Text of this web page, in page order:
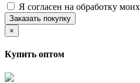
Я согласен на обработку
Заказать покупку
×
Купить оптом